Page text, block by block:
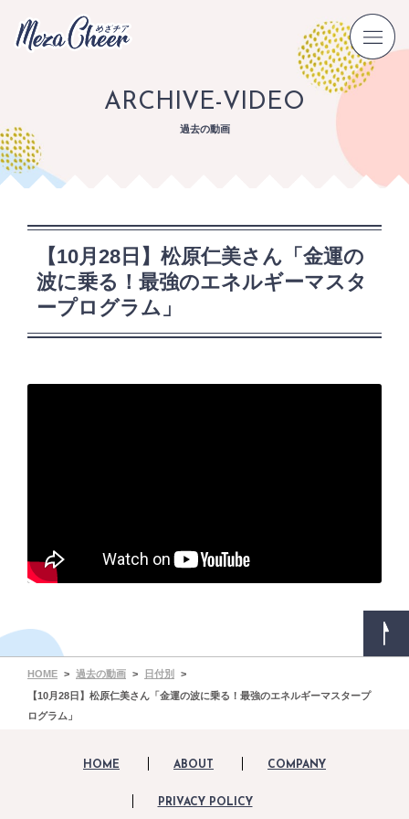
ARCHIVE-VIDEO
過去の動画
【10月28日】松原仁美さん「金運の
波に乗る！最強のエネルギーマスタ
ープログラム」
HOME 過去の動画
日付別
【10月28日】松原仁美さん「金運の波に乗る！最強のエネルギーマスタープ
ログラム」
HOME ABOUT COMPANY
PRIVACY POLICY